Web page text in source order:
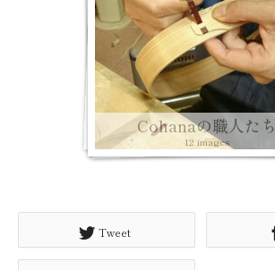
Cohanaの職人たち
12 images
Tweet